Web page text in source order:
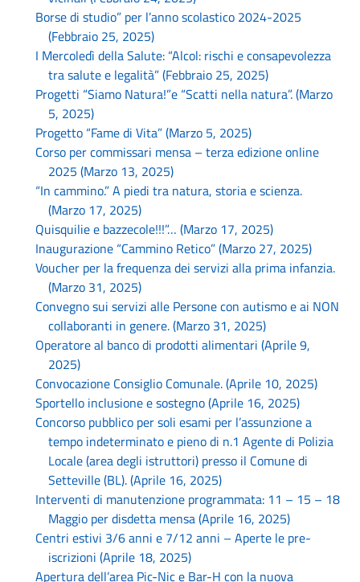
Borse di studio” per l’anno scolastico 2024-2025
(Febbraio 25, 2025)
I Mercoledì della Salute: “Alcol: rischi e consapevolezza
tra salute e legalità” (Febbraio 25, 2025)
Progetti “Siamo Natura!”e “Scatti nella natura”. (Marzo
5, 2025)
Progetto “Fame di Vita” (Marzo 5, 2025)
Corso per commissari mensa – terza edizione online
2025 (Marzo 13, 2025)
“In cammino.” A piedi tra natura, storia e scienza.
(Marzo 17, 2025)
Quisquilie e bazzecole!!!”… (Marzo 17, 2025)
Inaugurazione “Cammino Retico” (Marzo 27, 2025)
Voucher per la frequenza dei servizi alla prima infanzia.
(Marzo 31, 2025)
Convegno sui servizi alle Persone con autismo e ai NON
collaboranti in genere. (Marzo 31, 2025)
Operatore al banco di prodotti alimentari (Aprile 9,
2025)
Convocazione Consiglio Comunale. (Aprile 10, 2025)
Sportello inclusione e sostegno (Aprile 16, 2025)
Concorso pubblico per soli esami per l’assunzione a
tempo indeterminato e pieno di n.1 Agente di Polizia
Locale (area degli istruttori) presso il Comune di
Setteville (BL). (Aprile 16, 2025)
Interventi di manutenzione programmata: 11 – 15 – 18
Maggio per disdetta mensa (Aprile 16, 2025)
Centri estivi 3/6 anni e 7/12 anni – Aperte le pre-
iscrizioni (Aprile 18, 2025)
Apertura dell’area Pic-Nic e Bar-H con la nuova